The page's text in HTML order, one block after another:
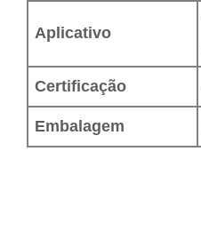
Aplicativo
Certificação
Embalagem